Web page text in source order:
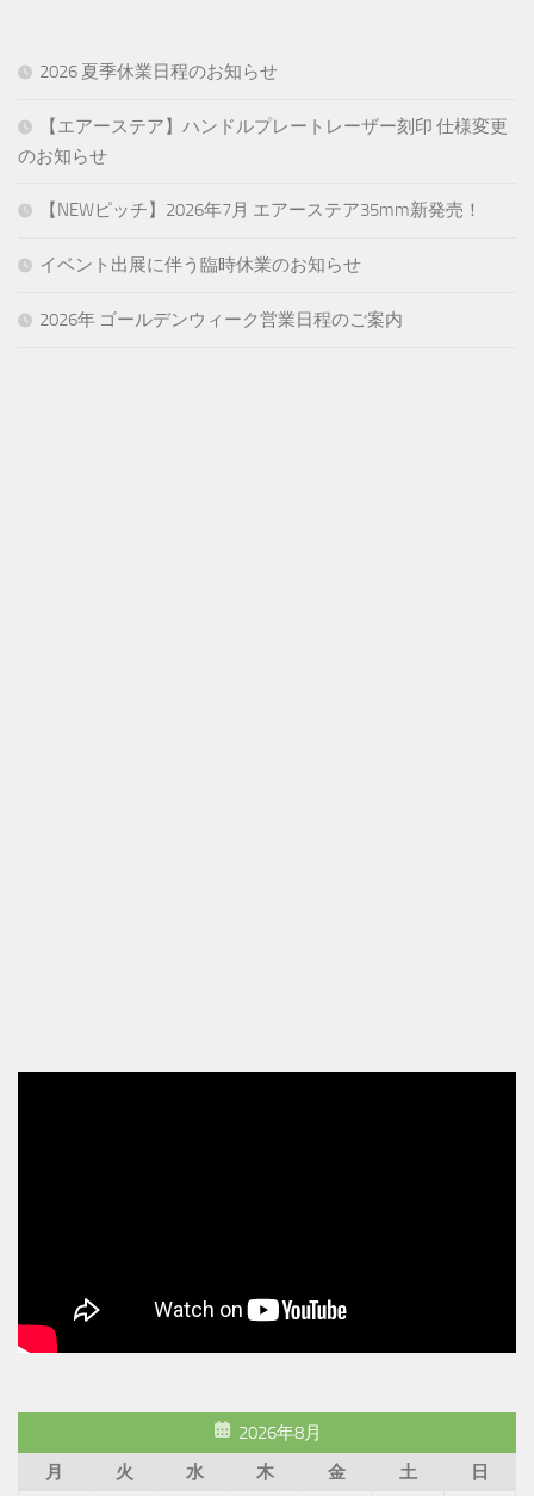
2026 夏季休業日程のお知らせ
【エアーステア】ハンドルプレートレーザー刻印 仕様変更
のお知らせ
【NEWピッチ】2026年7月 エアーステア35mm新発売！
イベント出展に伴う臨時休業のお知らせ
2026年 ゴールデンウィーク営業日程のご案内
2026年8月
月
火 水 木 金 土
日